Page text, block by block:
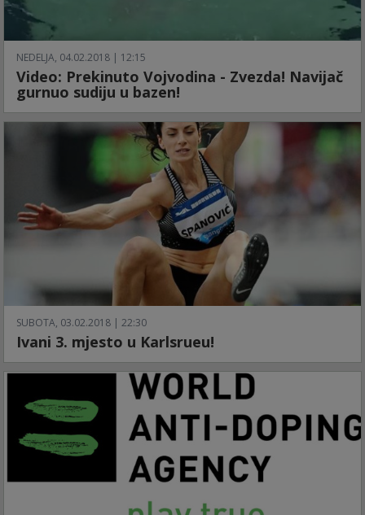
NEDELJA, 04.02.2018 | 12:15
Video: Prekinuto Vojvodina - Zvezda! Navijač
gurnuo sudiju u bazen!
SUBOTA, 03.02.2018 | 22:30
Ivani 3. mjesto u Karlsrueu!